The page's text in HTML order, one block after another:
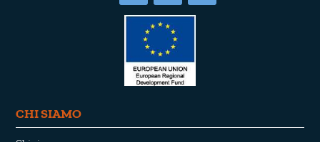
CHI SIAMO